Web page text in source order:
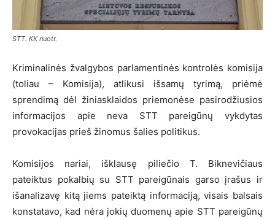
STT. KK nuotr.
Kriminalinės žvalgybos parlamentinės kontrolės komisija
(toliau – Komisija), atlikusi išsamų tyrimą, priėmė
sprendimą dėl žiniasklaidos priemonėse pasirodžiusios
informacijos apie neva STT pareigūnų vykdytas
provokacijas prieš žinomus šalies politikus.
Komisijos nariai, išklausę piliečio T. Biknevičiaus
pateiktus pokalbių su STT pareigūnais garso įrašus ir
išanalizavę kitą jiems pateiktą informaciją, visais balsais
konstatavo, kad nėra jokių duomenų apie STT pareigūnų